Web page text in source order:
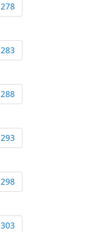
278
283
288
293
298
303